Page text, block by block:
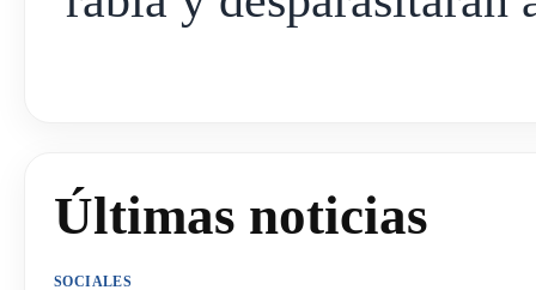
Últimas noticias
SOCIALES